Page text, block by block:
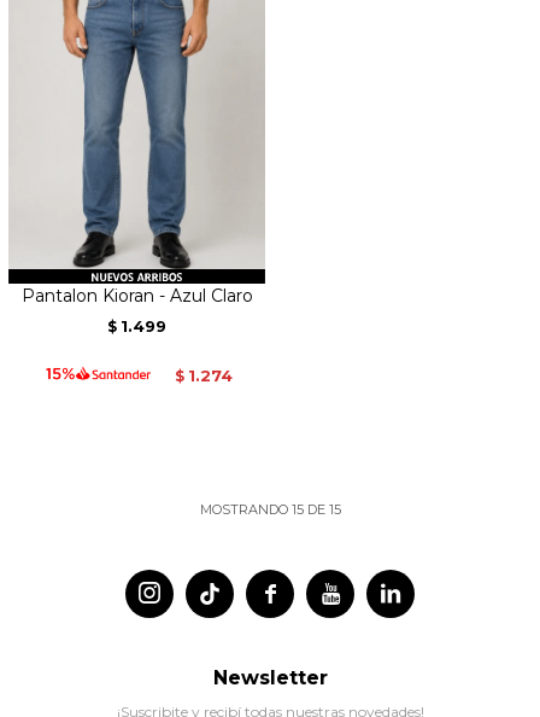
Pantalon Kioran - Azul Claro
$ 1.499
$ 1.274
MOSTRANDO 15DE 15
 
 
Newsletter
¡Suscribite y recibí todas nuestras novedades!